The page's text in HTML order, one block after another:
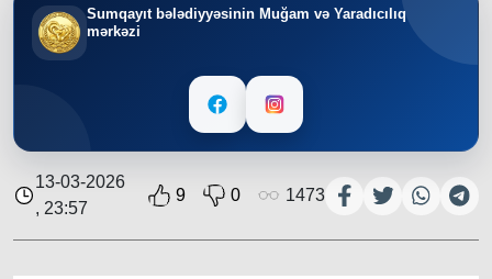
Sumqayıt bələdiyyəsinin Muğam və Yaradıcılıq
mərkəzi
13-03-2026
, 23:57
9 0 1473